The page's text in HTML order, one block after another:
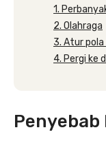
1.
2. Olahraga
3. Atur
4. Pergi ke